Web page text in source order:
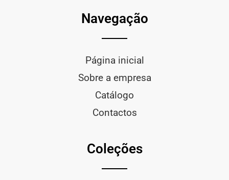
Navegação
Página inicial
Sobre a empresa
Catálogo
Contactos
Coleções